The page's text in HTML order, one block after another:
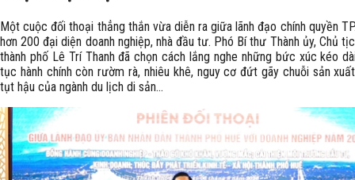
Một cuộc đối thoại thẳng thắn vừa diễn ra giữa lãnh đạo chính quyền
hơn 200 đại diện doanh nghiệp, nhà đầu tư. Phó Bí thư Thành ủy, Chủ
thành phố Lê Trí Thanh đã chọn cách lắng nghe những bức xúc kéo
tục hành chính còn rườm rà, nhiêu khê, nguy cơ đứt gãy chuỗi sản
tụt hậu của ngành du lịch di sản...